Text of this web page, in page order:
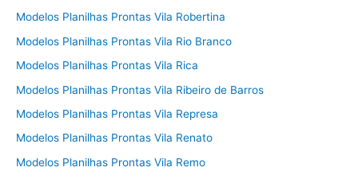
Modelos Planilhas Prontas Vila Robertina
Modelos Planilhas Prontas Vila Rio Branco
Modelos Planilhas Prontas Vila Rica
Modelos Planilhas Prontas Vila Ribeiro de Barros
Modelos Planilhas Prontas Vila Represa
Modelos Planilhas Prontas Vila Renato
Modelos Planilhas Prontas Vila Remo